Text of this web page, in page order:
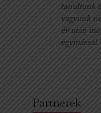
tanultunk
vagyunk
év után
Partnerek